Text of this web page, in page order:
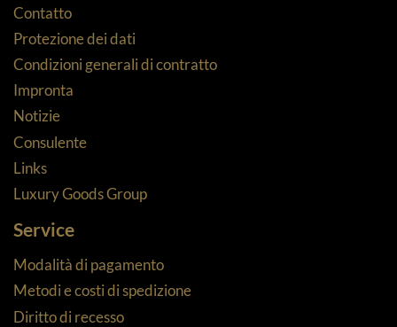
Contatto
Protezione dei dati
Condizioni generali di contratto
Impronta
Notizie
Consulente
Links
Luxury Goods Group
Service
Modalità di pagamento
Metodi e costi di spedizione
Diritto di recesso